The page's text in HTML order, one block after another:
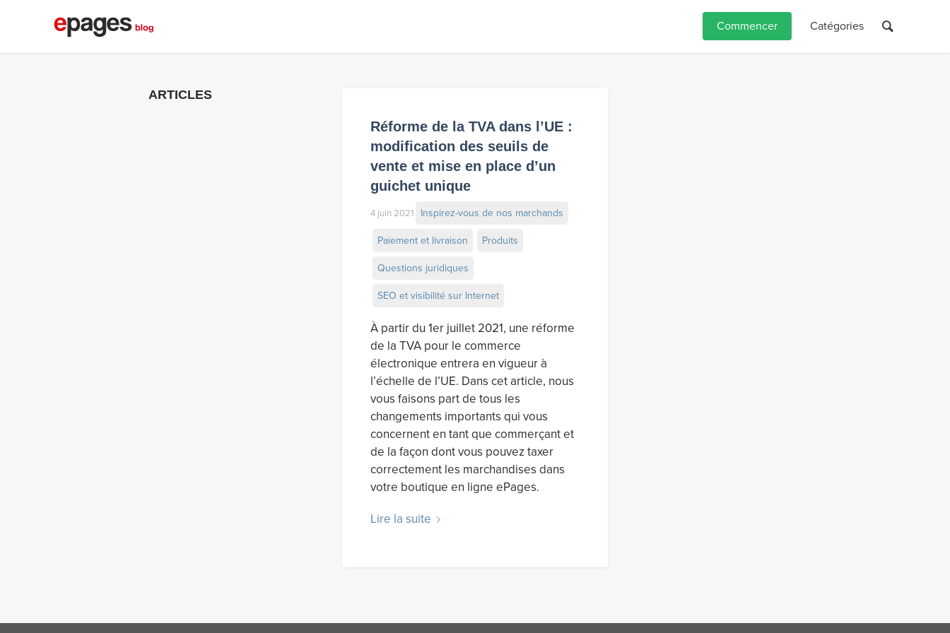
Commencer Catégories
ARTICLES
Réforme de la TVA dans l’UE :
modification des seuils de
vente et mise en place d’un
guichet unique
4 juin 2021 Inspirez-vous de nos marchands
Paiement et livraison Produits
Questions juridiques
SEO et visibilité sur Internet
À partir du 1er juillet 2021, une réforme
de la TVA pour le commerce
électronique entrera en vigueur à
l’échelle de l’UE. Dans cet article, nous
vous faisons part de tous les
changements importants qui vous
concernent en tant que commerçant et
de la façon dont vous pouvez taxer
correctement les marchandises dans
votre boutique en ligne ePages.
Lire la suite